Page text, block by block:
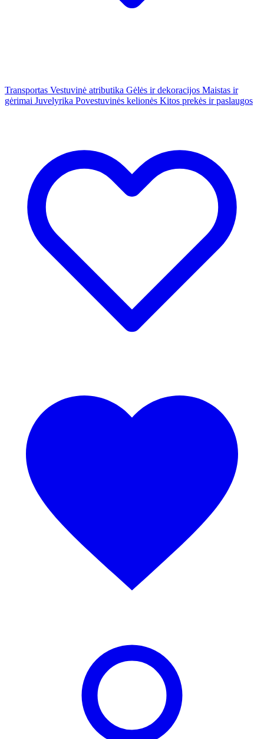
Transportas Vestuvinė atributika Gėlės ir dekoracijos Maistas ir
gėrimai Juvelyrika Povestuvinės kelionės Kitos prekės ir paslaugos